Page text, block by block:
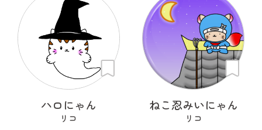
ハロにゃん
リコ
ねこ忍みいにゃん
リコ